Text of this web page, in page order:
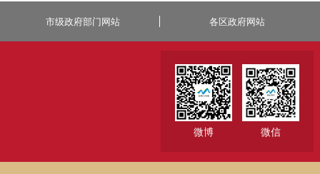
市级政府部门网站 各区政府网站
微博 微信